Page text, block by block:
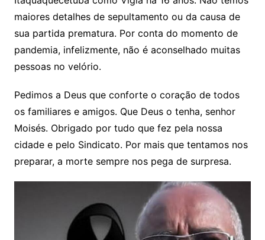
p
p
o
o
k
n
k
maiores detalhes de sepultamento ou da causa de
sua partida prematura. Por conta do momento de
pandemia, infelizmente, não é aconselhado muitas
pessoas no velório.
Pedimos a Deus que conforte o coração de todos
os familiares e amigos. Que Deus o tenha, senhor
Moisés. Obrigado por tudo que fez pela nossa
cidade e pelo Sindicato. Por mais que tentamos nos
preparar, a morte sempre nos pega de surpresa.